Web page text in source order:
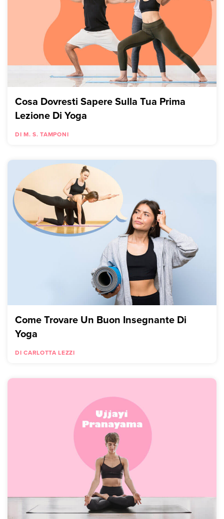
Cosa Dovresti Sapere Sulla Tua Prima
Lezione Di Yoga
DI M. S. TAMPONI
Come Trovare Un Buon Insegnante Di
Yoga
DI CARLOTTA LEZZI